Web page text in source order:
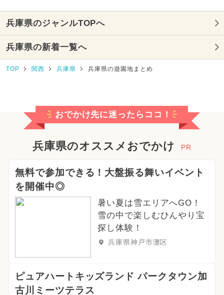
兵庫県のジャンルTOPへ
兵庫県の新着一覧へ
TOP 関西 兵庫県 兵庫県の遊園地まとめ
おでかけ先に迷ったらココ！
兵庫県のオススメおでかけ PR
無料で参加できる！大盤振る舞いイベント
を開催中◎
暑い夏は雪エリアへGO！
雪の中で楽しむひんやり宝
探し体験！
兵庫県神戸市灘区
ピュアハートキッズランド パークタウン加
古川ミーツテラス